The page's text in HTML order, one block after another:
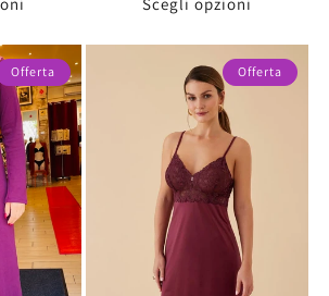
Offerta Offerta